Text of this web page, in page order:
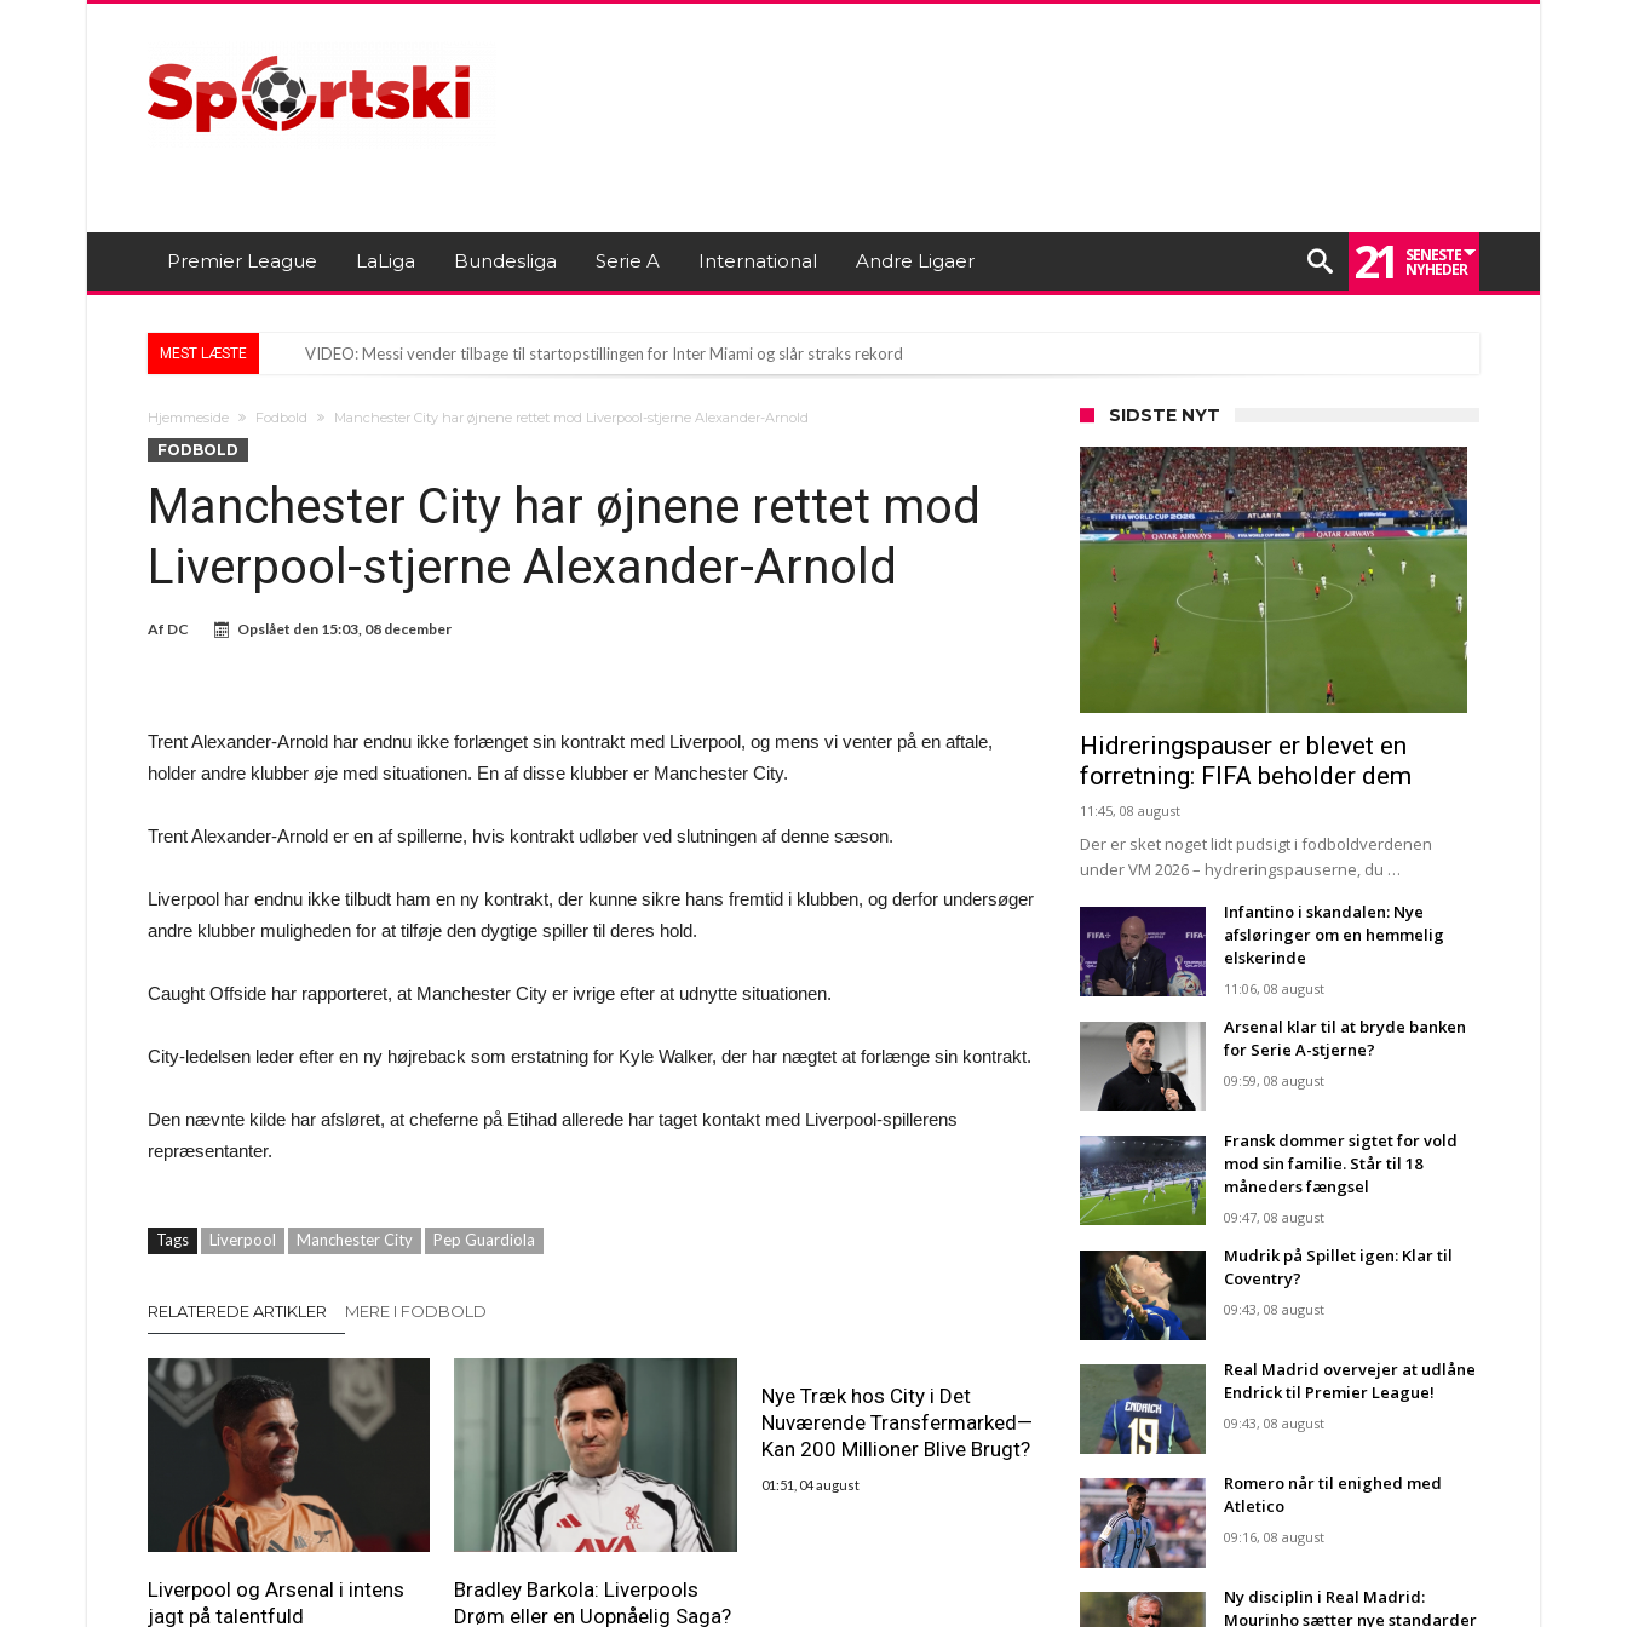
Premier League LaLiga Bundesliga Serie A International Andre Ligaer 21 SENESTE
NYHEDER
MEST LÆSTE VIDEO: Messi vender tilbage til startopstillingen for Inter Miami og slår straks rekord
Hjemmeside Fodbold Manchester City har øjnene rettet mod Liverpool-stjerne Alexander-Arnold
FODBOLD
Manchester City har øjnene rettet mod
Liverpool-stjerne Alexander-Arnold
Af DC Opslået den 15:03, 08 december
Trent Alexander-Arnold har endnu ikke forlænget sin kontrakt med Liverpool, og mens vi venter på en aftale,
holder andre klubber øje med situationen. En af disse klubber er Manchester City.
Trent Alexander-Arnold er en af spillerne, hvis kontrakt udløber ved slutningen af denne sæson.
Liverpool har endnu ikke tilbudt ham en ny kontrakt, der kunne sikre hans fremtid i klubben, og derfor undersøger
andre klubber muligheden for at tilføje den dygtige spiller til deres hold.
Caught Offside har rapporteret, at Manchester City er ivrige efter at udnytte situationen.
City-ledelsen leder efter en ny højreback som erstatning for Kyle Walker, der har nægtet at forlænge sin kontrakt.
Den nævnte kilde har afsløret, at cheferne på Etihad allerede har taget kontakt med Liverpool-spillerens
repræsentanter.
Tags Liverpool Manchester City Pep Guardiola
RELATEREDE ARTIKLER MERE I FODBOLD
Liverpool og Arsenal i intens
jagt på talentfuld
Bradley Barkola: Liverpools
Drøm eller en Uopnåelig Saga?
Nye Træk hos City i Det
Nuværende Transfermarked—
Kan 200 Millioner Blive Brugt?
01:51, 04 august
SIDSTE NYT
Hidreringspauser er blevet en
forretning: FIFA beholder dem
11:45, 08 august
Der er sket noget lidt pudsigt i fodboldverdenen
under VM 2026 – hydreringspauserne, du …
Infantino i skandalen: Nye
afsløringer om en hemmelig
elskerinde
11:06, 08 august
Arsenal klar til at bryde banken
for Serie A-stjerne?
09:59, 08 august
Fransk dommer sigtet for vold
mod sin familie. Står til 18
måneders fængsel
09:47, 08 august
Mudrik på Spillet igen: Klar til
Coventry?
09:43, 08 august
Real Madrid overvejer at udlåne
Endrick til Premier League!
09:43, 08 august
Romero når til enighed med
Atletico
09:16, 08 august
Ny disciplin i Real Madrid:
Mourinho sætter nye standarder